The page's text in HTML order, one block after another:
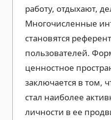
работу, отдыхают,
Многочисленные
становятся
пользователей.
ценностное
заключается в том,
стал наиболее
личности в ее